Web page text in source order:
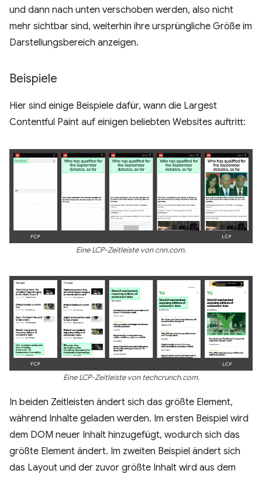
und dann nach unten verschoben werden, also nicht
mehr sichtbar sind, weiterhin ihre ursprüngliche Größe im
Darstellungsbereich anzeigen.
Beispiele
Hier sind einige Beispiele dafür, wann die Largest
Contentful Paint auf einigen beliebten Websites auftritt:
Eine LCP-Zeitleiste von cnn.com.
Eine LCP-Zeitleiste von techcrunch.com.
In beiden Zeitleisten ändert sich das größte Element,
während Inhalte geladen werden. Im ersten Beispiel wird
dem DOM neuer Inhalt hinzugefügt, wodurch sich das
größte Element ändert. Im zweiten Beispiel ändert sich
das Layout und der zuvor größte Inhalt wird aus dem